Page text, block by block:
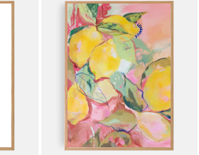
useampi
muunnelma.
tehdä
valinnat
tuotteen
sivulla.